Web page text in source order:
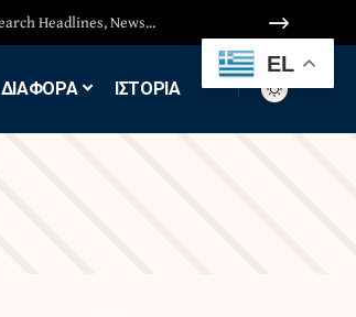
ΔΙΑΦΟΡΑ ΙΣΤΟΡΙΑ
EL